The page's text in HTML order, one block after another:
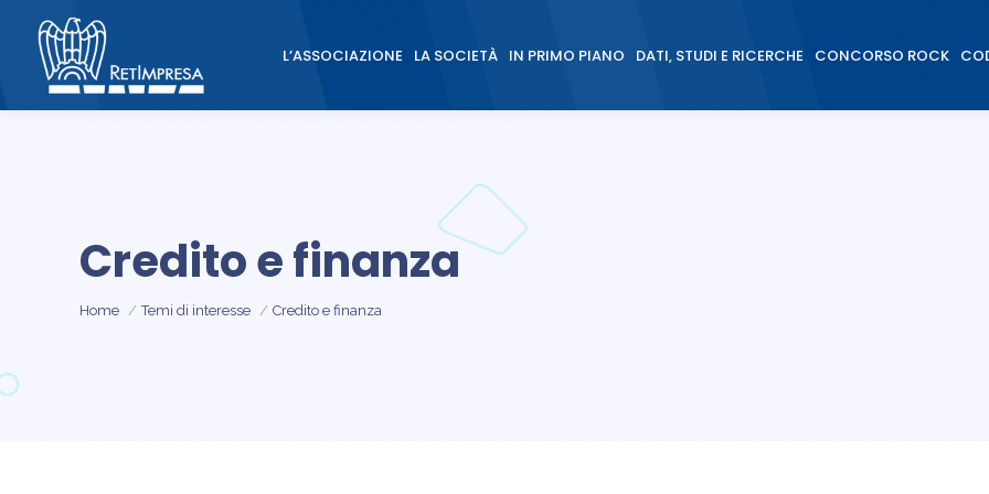
L’ASSOCIAZIONE LA SOCIETÀ IN PRIMO PIANO DATI, STUDI E RICERCHE CONCORSO ROCK
Credito e finanza
Tu sei qui:
Home Temi di interesse Credito e finanza
L’ASSOCIAZIONE LA SOCIETÀ IN PRIMO PIANO DATI, STUDI E RICERCHE CONCORSO ROCK